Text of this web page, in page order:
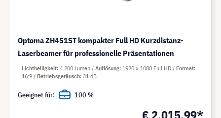
Optoma ZH451ST kompakter Full HD Kurzdistanz-
Laserbeamer für professionelle Präsentationen
€ 2.015,99*
Lichthelligkeit 4.200 Lumen Auflösung 1920 x 1080 Full HD
Format
16:9
Betriebsgeräusch 31 dB
Geeignet für: 100 %